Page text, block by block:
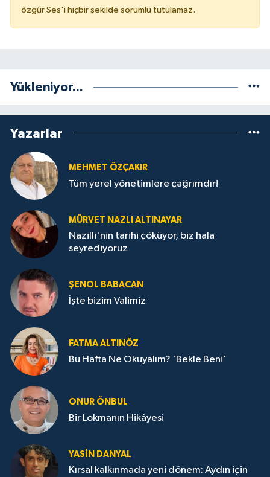
özgür Ses'i hiçbir şekilde sorumlu tutulamaz.
Yükleniyor...
Yazarlar
MEHMET ÖZÇAKIR
Tüm yerel yönetimlere çağrımdır!
MÜRVET NAZLI ALTINAYAR
Nazilli'nin tarihi çöküyor, biz hala
seyrediyoruz
ŞENOL BABACAN
İşte bizim Valimiz
FATMA ALTINÖZ
Bu Hafta Ne Okuyalım? 'Bekle Beni'
ONUR ÖNBUL
Bir Lokmanın Hikâyesi
YASIN DANYAL
Kırsal kalkınmada yeni dönem: Aydın için